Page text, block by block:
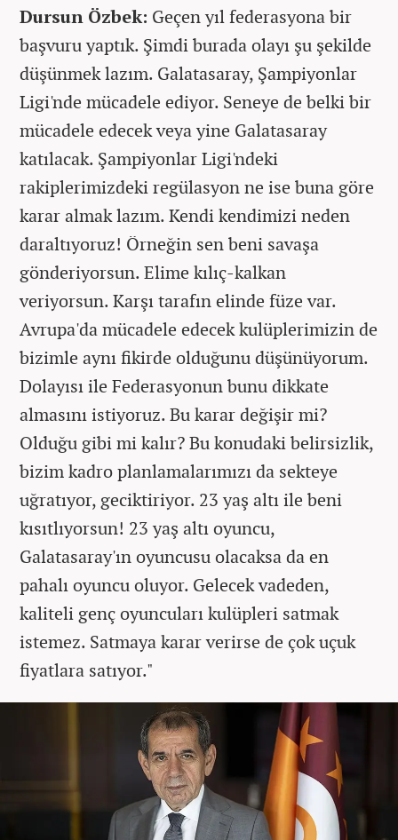
Dursun Özbek: Geçen yıl federasyona bir
başvuru yaptık. Şimdi burada olayı şu şekilde
düşünmek lazım. Galatasaray, Şampiyonlar
Ligi'nde mücadele ediyor. Seneye de belki bir
mücadele edecek veya yine Galatasaray
katılacak. Şampiyonlar Ligi'ndeki
rakiplerimizdeki regülasyon ne ise buna göre
karar almak lazım. Kendi kendimizi neden
daraltıyoruz! Örneğin sen beni savaşa
gönderiyorsun. Elime kılıç-kalkan
veriyorsun. Karşı tarafın elinde füze var.
Avrupa'da mücadele edecek kulüplerimizin de
bizimle aynı fikirde olduğunu düşünüyorum.
Dolayısı ile Federasyonun bunu dikkate
almasını istiyoruz. Bu karar değişir mi?
Olduğu gibi mi kalır? Bu konudaki belirsizlik,
bizim kadro planlamalarımızı da sekteye
uğratıyor, geciktiriyor. 23 yaş altı ile beni
kısıtlıyorsun! 23 yaş altı oyuncu,
Galatasaray'ın oyuncusu olacaksa da en
pahalı oyuncu oluyor. Gelecek vadeden,
kaliteli genç oyuncuları kulüpleri satmak
istemez. Satmaya karar verirse de çok uçuk
fiyatlara satıyor."